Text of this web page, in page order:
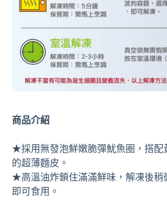
商品介紹
★採用無發泡鮮嫩脆彈魷魚圈，搭配
的超薄麵皮。
★高溫油炸鎖住滿滿鮮味，解凍後稍
即可食用。